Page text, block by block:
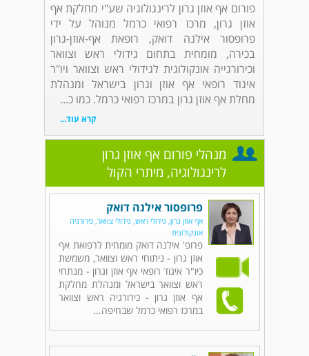
פורום אף אוזן גרון לרינגולוגיה שע"י מחלקת אף
אוזן גרון, מרכז רפואי כרמל מנוהל על ידי
פרופסור אילנה דואק, רופאת אף-אוזן-גרון
בכירה, מומחית בתחום גידולי ראש וצוואר
וכירורגייה אונקולוגית לגידולי ראש וצוואר ויו"ר
איגוד רופאי אף אוזן וגרון בישראל ומנהלת
מחלת אף אוזן גרון במרכז רפואי כרמל. כמו כ...
קרא עוד...
מנהלי פורום אף אוזן גרון
לרינגולוגיה, מיתרי הקול
פרופסור אילנה דואק
אף אוזן גרון, גידולי ראש, גידולי צוואר, כירורגיה
אונקולוגית
פרופ' אילנה דואק מומחית לרפואת אף
אוזן גרון - ניתוחי ראש וצוואר, משמשת
כיו"ר איגוד רופאי אף אוזן וגרון - מנתחי
ראש וצוואר בישראל ומנהלת מחלקת
אף אוזן גרון - כירורגיה ראש וצוואר
במרכז רפואי כרמל שבחיפה...